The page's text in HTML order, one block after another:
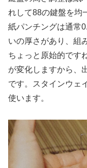
れして88の鍵盤を均
紙パンチングは通常
いの厚さがあり、組
ちょっと原始的です
が変化しますから、
です。スタインウェ
使います。